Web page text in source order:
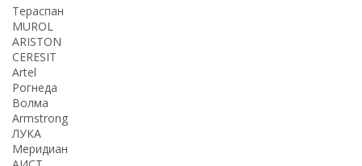
Тераспан
MUROL
ARISTON
CERESIT
Artel
Рогнеда
Волма
Armstrong
ЛУКА
Меридиан